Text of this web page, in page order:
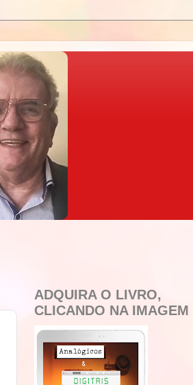
ADQUIRA O LIVRO,
CLICANDO NA IMAGEM